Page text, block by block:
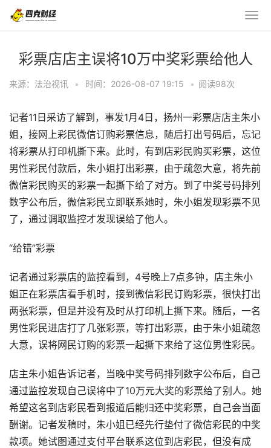
彩票店店主误将10万中奖彩票给他人
来源：法治视讯 • 时间：2026-08-07 19:15 • 阅读98次
记者11日采访了解到，事发1月4日，扬州一彩票店店主朱小
姐，接网上彩民微信订购彩票信息，随后打出号码后，忘记
将彩票从打印机撕下来。此时，有到店彩民购买彩票，这位
男性彩民付款后，朱小姐打出彩票，由于疏忽大意，将先前
微信彩民购买的彩票一起撕下给了对方。到了中奖号码排列
数字公布后，微信彩民立即联系她时，朱小姐发现彩票不见
了，通过调取监控才发现误给了他人。
“给错”彩票
记者通过彩票店的监控看到，4号晚上7点多钟，店主朱小
姐正在彩票店看手机时，接到微信彩民订购彩票，很快打出
两张彩票，但是并没有及时从打印机上撕下来。随后，一名
男性彩民进店打了几张彩票，等打出彩票，由于朱小姐疏忽
大意，误将网民订购的彩票一起撕下来给了这位男性彩民。
店主朱小姐告诉记者，当晚中奖号码排列数字公布后，自己
通过监控发现自己误将中了10万元大奖的彩票给了别人。她
希望这名到店彩民看到报道后能归还中奖彩票，自己会当面
酬谢。记者发稿时，朱小姐已经先行垫付了微信彩民的中奖
款项。她试图通过支付平台联系这位到店彩民，但没有成